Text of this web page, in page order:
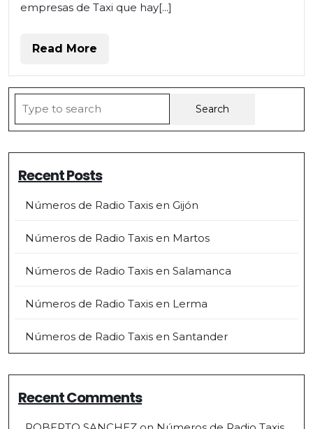
empresas de Taxi que hay[...]
Read More
for:
Recent Posts
Números de Radio Taxis en Gijón
Números de Radio Taxis en Martos
Números de Radio Taxis en Salamanca
Números de Radio Taxis en Lerma
Números de Radio Taxis en Santander
Recent Comments